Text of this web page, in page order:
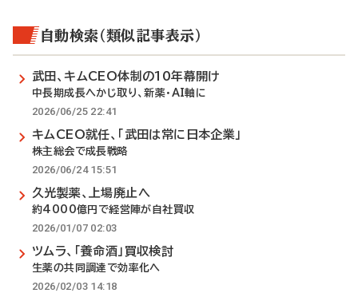
自動検索（類似記事表示）
武田、キムCEO体制の10年幕開け
中長期成長へかじ取り、新薬・AI軸に
2026/06/25 22:41
キムCEO就任、「武田は常に日本企業」
株主総会で成長戦略
2026/06/24 15:51
久光製薬、上場廃止へ
約4000億円で経営陣が自社買収
2026/01/07 02:03
ツムラ、「養命酒」買収検討
生薬の共同調達で効率化へ
2026/02/03 14:18